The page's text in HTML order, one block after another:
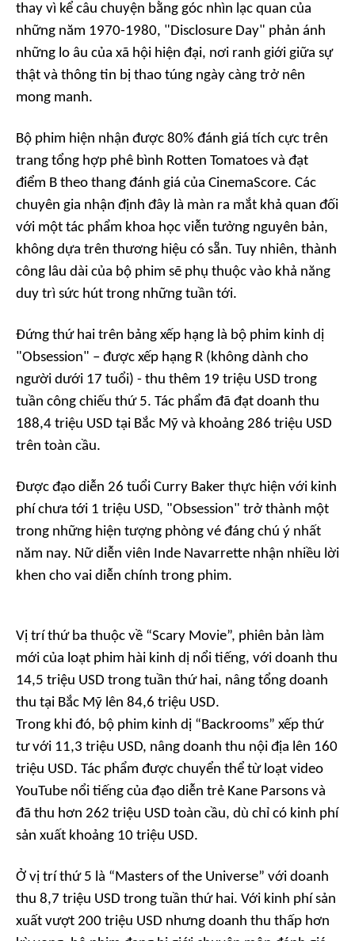
thay vì kể câu chuyện bằng góc nhìn lạc quan của
những năm 1970-1980, "Disclosure Day" phản ánh
những lo âu của xã hội hiện đại, nơi ranh giới giữa sự
thật và thông tin bị thao túng ngày càng trở nên
mong manh.
Bộ phim hiện nhận được 80% đánh giá tích cực trên
trang tổng hợp phê bình Rotten Tomatoes và đạt
điểm B theo thang đánh giá của CinemaScore. Các
chuyên gia nhận định đây là màn ra mắt khả quan đối
với một tác phẩm khoa học viễn tưởng nguyên bản,
không dựa trên thương hiệu có sẵn. Tuy nhiên, thành
công lâu dài của bộ phim sẽ phụ thuộc vào khả năng
duy trì sức hút trong những tuần tới.
Đứng thứ hai trên bảng xếp hạng là bộ phim kinh dị
"Obsession" – được xếp hạng R (không dành cho
người dưới 17 tuổi) - thu thêm 19 triệu USD trong
tuần công chiếu thứ 5. Tác phẩm đã đạt doanh thu
188,4 triệu USD tại Bắc Mỹ và khoảng 286 triệu USD
trên toàn cầu.
Được đạo diễn 26 tuổi Curry Baker thực hiện với kinh
phí chưa tới 1 triệu USD, "Obsession" trở thành một
trong những hiện tượng phòng vé đáng chú ý nhất
năm nay. Nữ diễn viên Inde Navarrette nhận nhiều lời
khen cho vai diễn chính trong phim.
Vị trí thứ ba thuộc về “Scary Movie”, phiên bản làm
mới của loạt phim hài kinh dị nổi tiếng, với doanh thu
14,5 triệu USD trong tuần thứ hai, nâng tổng doanh
thu tại Bắc Mỹ lên 84,6 triệu USD.
Trong khi đó, bộ phim kinh dị “Backrooms” xếp thứ
tư với 11,3 triệu USD, nâng doanh thu nội địa lên 160
triệu USD. Tác phẩm được chuyển thể từ loạt video
YouTube nổi tiếng của đạo diễn trẻ Kane Parsons và
đã thu hơn 262 triệu USD toàn cầu, dù chỉ có kinh phí
sản xuất khoảng 10 triệu USD.
Ở vị trí thứ 5 là “Masters of the Universe” với doanh
thu 8,7 triệu USD trong tuần thứ hai. Với kinh phí sản
xuất vượt 200 triệu USD nhưng doanh thu thấp hơn